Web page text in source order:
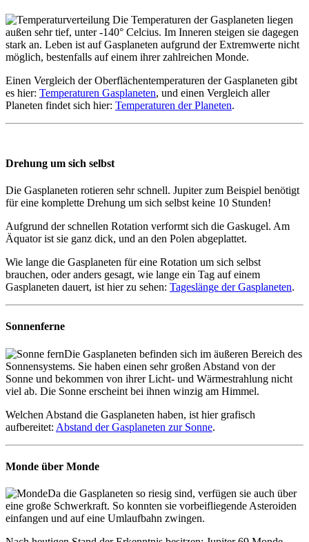
Die Temperaturen der Gasplaneten liegen
außen sehr tief, unter -140° Celcius. Im Inneren steigen sie dagegen
stark an. Leben ist auf Gasplaneten aufgrund der Extremwerte nicht
möglich, bestenfalls auf einem ihrer zahlreichen Monde.
Einen Vergleich der Oberflächentemperaturen der Gasplaneten gibt
es hier: Temperaturen Gasplaneten, und einen Vergleich aller
Planeten findet sich hier: Temperaturen der Planeten.
Drehung um sich selbst
Die Gasplaneten rotieren sehr schnell. Jupiter zum Beispiel benötigt
für eine komplette Drehung um sich selbst keine 10 Stunden!
Aufgrund der schnellen Rotation verformt sich die Gaskugel. Am
Äquator ist sie ganz dick, und an den Polen abgeplattet.
Wie lange die Gasplaneten für eine Rotation um sich selbst
brauchen, oder anders gesagt, wie lange ein Tag auf einem
Gasplaneten dauert, ist hier zu sehen: Tageslänge der Gasplaneten.
Sonnenferne
Die Gasplaneten befinden sich im äußeren Bereich des
Sonnensystems. Sie haben einen sehr großen Abstand von der
Sonne und bekommen von ihrer Licht- und Wärmestrahlung nicht
viel ab. Die Sonne erscheint bei ihnen winzig am Himmel.
Welchen Abstand die Gasplaneten haben, ist hier grafisch
aufbereitet: Abstand der Gasplaneten zur Sonne.
Monde über Monde
Da die Gasplaneten so riesig sind, verfügen sie auch über
eine große Schwerkraft. So konnten sie vorbeifliegende Asteroiden
einfangen und auf eine Umlaufbahn zwingen.